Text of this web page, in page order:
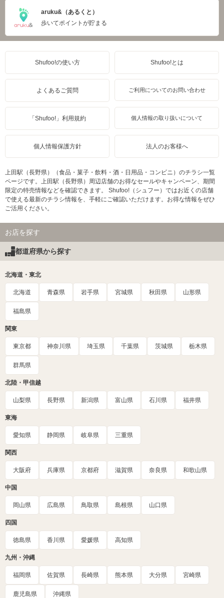
aruku&（あるくと）
歩いてポイントが貯まる
Shufoo!の使い方 Shufoo!とは
よくあるご質問 ご利用についてのお問い合わせ
「Shufoo!」利用規約 個人情報の取り扱いについて
個人情報保護方針 法人のお客様へ
上田駅（長野県）（食品・菓子・飲料・酒・日用品・コンビニ）のチラシ一覧
ページです。上田駅（長野県）周辺店舗のお得なセールやキャンペーン、期間
限定の特売情報などを確認できます。 Shufoo!（シュフー）ではお近くの店舗
で使える最新のチラシ情報を、手軽にご確認いただけます。お得な情報をぜひ
ご活用ください。
お店を探す
都道府県から探す
北海道・東北
北海道 青森県 岩手県 宮城県 秋田県 山形県
福島県
関東
東京都 神奈川県 埼玉県 千葉県 茨城県 栃木県
群馬県
北陸・甲信越
山梨県 長野県 新潟県 富山県 石川県 福井県
東海
愛知県 静岡県 岐阜県 三重県
関西
大阪府 兵庫県 京都府 滋賀県 奈良県 和歌山県
中国
岡山県 広島県 鳥取県 島根県 山口県
四国
徳島県 香川県 愛媛県 高知県
九州・沖縄
福岡県 佐賀県 長崎県 熊本県 大分県 宮崎県
鹿児島県 沖縄県